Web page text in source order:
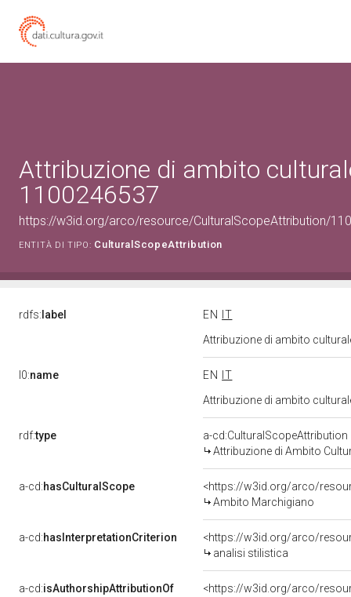
Attribuzione di ambito
1100246537
https://w3id.org/arco/resource/CulturalScopeAttribution/
ENTITÀ DI TIPO: CulturalScopeAttribution
rdfs: label EN
IT
Attribuzione di ambito
l0:name EN
IT
Attribuzione di ambito
rdf:type
a-cd:CulturalScopeAttribution
Attribuzione di Ambito
a-cd:hasCulturalScope
<https://w3id.org/arco/
Ambito Marchigiano
a-cd:hasInterpretationCriterion
<https://w3id.org/arco/
analisi stilistica
a-cd:isAuthorshipAttributionOf
<https://w3id.org/arco/